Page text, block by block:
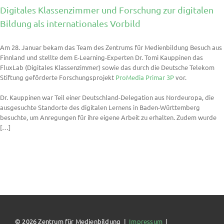
Digitales Klassenzimmer und Forschung zur digitalen
Bildung als internationales Vorbild
Am 28. Januar bekam das Team des Zentrums für Medienbildung Besuch aus
Finnland und stellte dem E-Learning-Experten Dr. Tomi Kauppinen das
FluxLab (Digitales Klassenzimmer) sowie das durch die Deutsche Telekom
Stiftung geförderte Forschungsprojekt ProMedia Primar 3Pvor.
Dr. Kauppinen war Teil einer Deutschland-Delegation aus Nordeuropa, die
ausgesuchte Standorte des digitalen Lernens in Baden-Württemberg
besuchte, um Anregungen für ihre eigene Arbeit zu erhalten. Zudem wurde
[…]
© 2026 Zentrum für Medienbildung | Impressum|